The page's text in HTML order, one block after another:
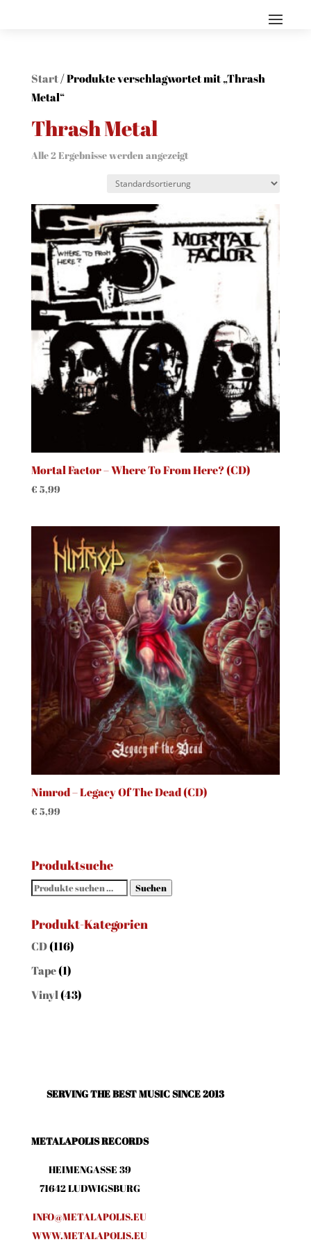
Start/ Produkte verschlagwortet mit „Thrash
Metal“
Thrash Metal
Alle 2 Ergebnisse werden angezeigt
Mortal Factor – Where To From Here? (CD)
€ 5,99
Nimrod – Legacy Of The Dead (CD)
€ 5,99
Produktsuche
Suchen
Suchen
Produkt-Kategorien
CD(116)
Tape(1)
Vinyl(43)
SERVING THE BEST MUSIC SINCE 2013
METALAPOLIS RECORDS
HEIMENGASSE 39
71642 LUDWIGSBURG
INFO@METALAPOLIS.EU
WWW.METALAPOLIS.EU